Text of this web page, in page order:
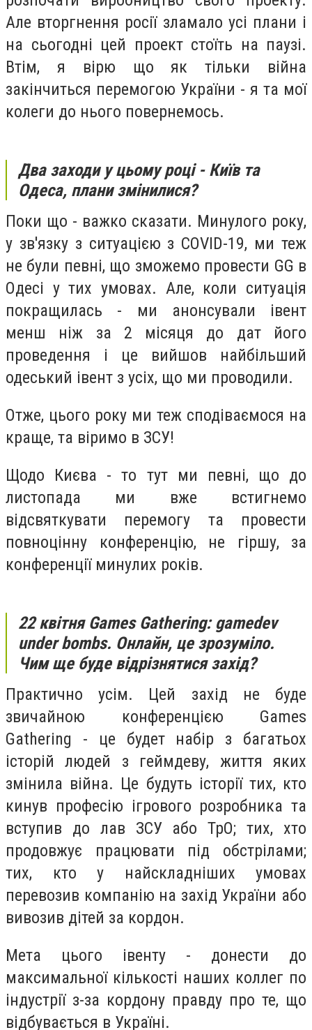
Але вторгнення росії зламало усі плани і
на сьогодні цей проект стоїть на паузі.
Втім, я вірю що як тільки війна
закінчиться перемогою України - я та мої
колеги до нього повернемось.
Два заходи у цьому році - Київ та
Одеса, плани змінилися?
Поки що - важко сказати. Минулого року,
у зв'язку з ситуацією з COVID-19, ми теж
не були певні, що зможемо провести GG в
Одесі у тих умовах. Але, коли ситуація
покращилась - ми анонсували івент
менш ніж за 2 місяця до дат його
проведення і це вийшов найбільший
одеський івент з усіх, що ми проводили.
Отже, цього року ми теж сподіваємося на
краще, та віримо в ЗСУ!
Щодо Києва - то тут ми певні, що до
листопада ми вже встигнемо
відсвяткувати перемогу та провести
повноцінну конференцію, не гіршу, за
конференції минулих років.
22 квітня Games Gathering: gamedev
under bombs. Онлайн, це зрозуміло.
Чим ще буде відрізнятися захід?
Практично усім. Цей захід не буде
звичайною конференцією Games
Gathering - це будет набір з багатьох
історій людей з геймдеву, життя яких
змінила війна. Це будуть історії тих, кто
кинув професію ігрового розробника та
вступив до лав ЗСУ або ТрО; тих, хто
продовжує працювати під обстрілами;
тих, кто у найскладніших умовах
перевозив компанію на захід України або
вивозив дітей за кордон.
Мета цього івенту - донести до
максимальної кількості наших коллег по
індустрії з-за кордону правду про те, що
відбувається в Україні.